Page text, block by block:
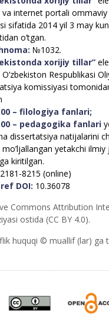
va internet portali
sifatida 2014 yil 3 may
o’tgan.
№1032.
xorijiy tillar”
Respublikasi
komissiyasi
– filologiya fanlari;
– pedagogika fanlari
dissertatsiya natijalarini
yetakchi ilmiy
kiritilgan.
2181-8215 (online)
DOI: 10.36078
Commons Attribution
ostida (CC BY 4.0).
huquqi © muallif (lar) ga